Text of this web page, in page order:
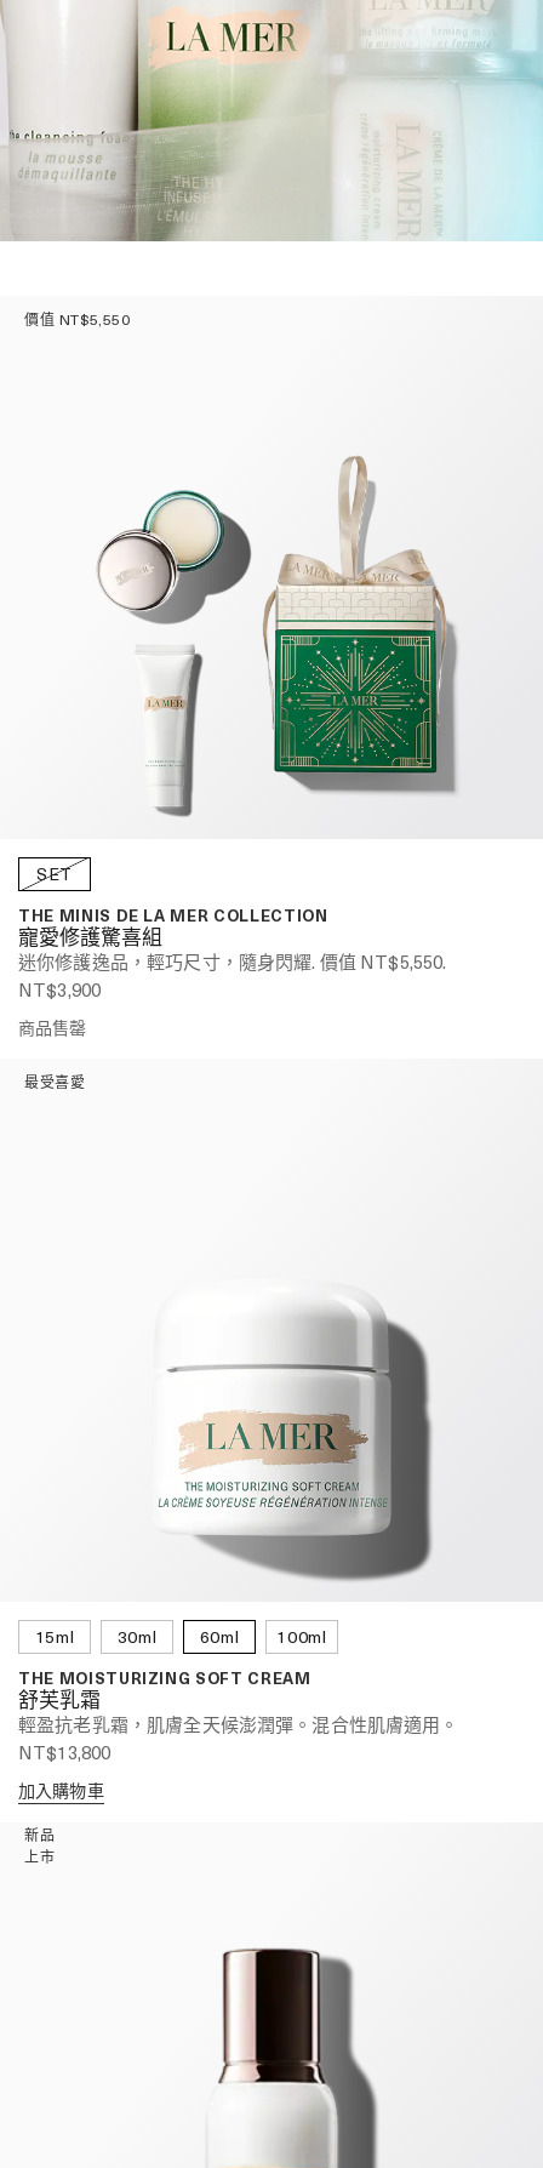
價值 NT$5,550
SET
THE MINIS DE LA MER COLLECTION
寵愛修護驚喜組
迷你修護逸品，輕巧尺寸，隨身閃耀. 價值 NT$5,550.
NT$3,900
商品售罄
最受喜愛
15ml 30ml 60ml 100ml
THE MOISTURIZING SOFT CREAM
舒芙乳霜
輕盈抗老乳霜，肌膚全天候澎潤彈。混合性肌膚適用。
NT$13,800
加入購物車
新品
上市